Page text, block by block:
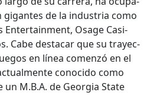
gigantes de la indus­tria como
Enter­tain­ment, Osage Casi­
Cabe destacar que su trayec­
en línea comen­zó en el
cono­ci­do como
un M.B.A. de Geor­gia State